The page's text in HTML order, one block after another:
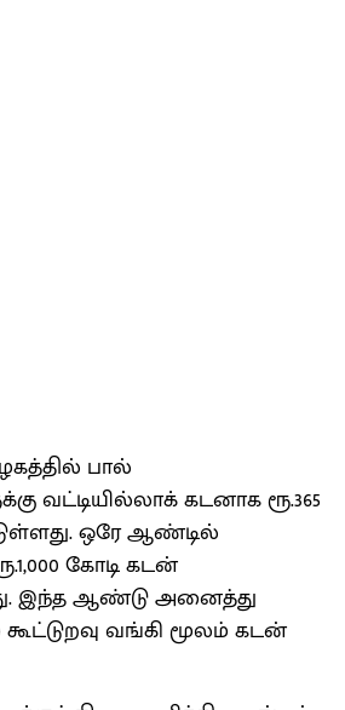
பால்
வட்டியில்லாக் கடனாக ரூ.365
ஒரே ஆண்டில்
கோடி கடன்
இந்த ஆண்டு அனைத்து
கூட்டுறவு வங்கி மூலம் கடன்